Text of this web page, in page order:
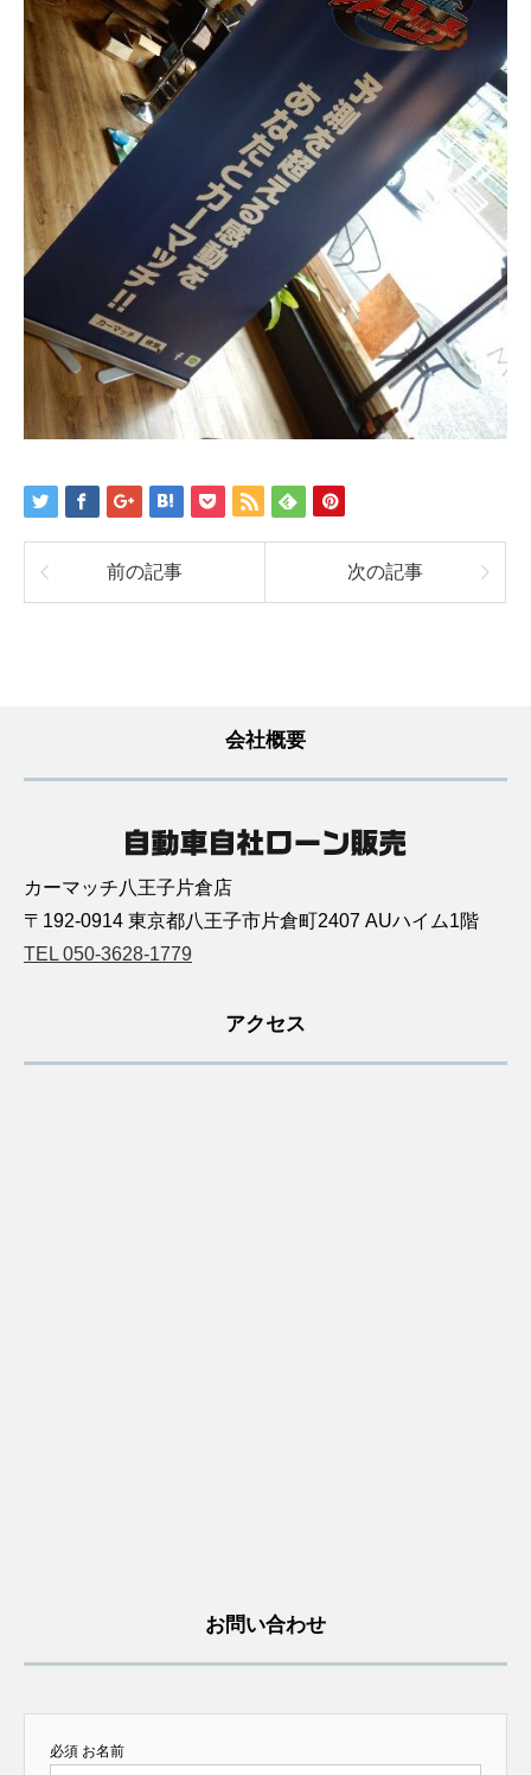
前の記事 次の記事
会社概要
カーマッチ八王子片倉店
〒192-0914 東京都八王子市片倉町2407 AUハイム1階
TEL 050-3628-1779
アクセス
お問い合わせ
必須 お名前